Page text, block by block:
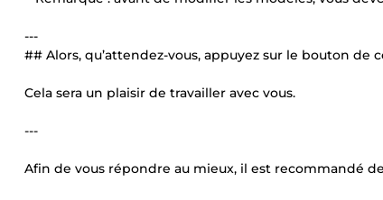
---
## Alors, qu’attendez-vous, appuyez sur le bouton de
Cela sera un plaisir de travailler avec vous.
---
Afin de vous répondre au mieux, il est recommandé